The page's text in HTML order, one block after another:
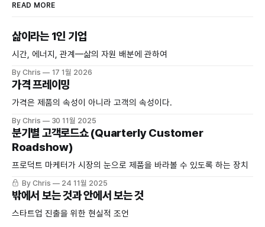
READ MORE
삶이라는 1인 기업
시간, 에너지, 관계—삶의 자원 배분에 관하여
By Chris 17 1월 2026
가격 프레이밍
가격은 제품의 속성이 아니라 고객의 속성이다.
By Chris 30 11월 2025
분기별 고객로드쇼 (Quarterly Customer
Roadshow)
프로덕트 마케터가 시장의 눈으로 제품을 바라볼 수 있도록 하는 장치
By Chris 24 11월 2025
밖에서 보는 것과 안에서 보는 것
스타트업 진출을 위한 현실적 조언